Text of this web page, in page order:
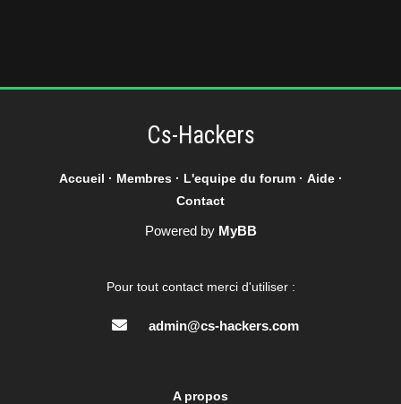
Cs-Hackers
Accueil · Membres· L'equipe du forum· Aide·
Contact
Powered by MyBB
Pour tout contact merci d'utiliser :
admin@cs-hackers.com
A propos